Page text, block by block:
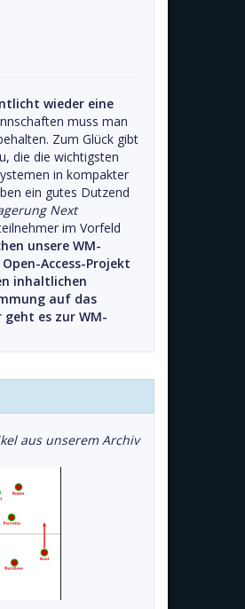
wieder eine
muss man
Zum Glück gibt
die die wichtigsten
in kompakter
ein gutes Dutzend
Next
im Vorfeld
unsere WM-
Access-Projekt
inhaltlichen
auf das
geht es zur WM-
aus unserem Archiv